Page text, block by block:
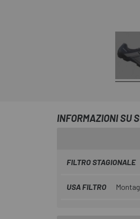
INFORMAZIONI SU
FILTRO STAGIONALE
USA FILTRO